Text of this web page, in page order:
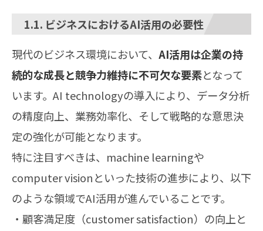
1.1. ビジネスにおけるAI活用の必要性
現代のビジネス環境において、 AI活用は企業の持
続的な成長と競争力維持に不可欠な要素となって
います。AI technologyの導入により、データ分析
の精度向上、業務効率化、そして戦略的な意思決
定の強化が可能となります。
特に注目すべきは、machine learningや
computer visionといった技術の進歩により、以下
のような領域でAI活用が進んでいることです。
・顧客満足度（customer satisfaction）の向上と